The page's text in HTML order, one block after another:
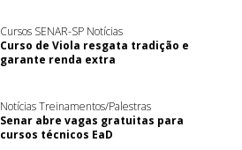
Cursos SENAR-SP Notícias
Curso de Viola resgata tradição e
garante renda extra
Notícias Treinamentos/Palestras
Senar abre vagas gratuitas para
cursos técnicos EaD